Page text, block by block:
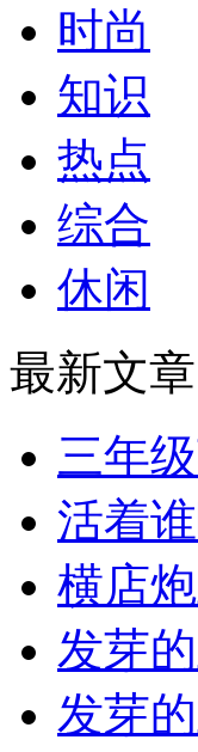
时尚
知识
热点
综合
休闲
最新文章
三年
活着
横店
发芽
发芽